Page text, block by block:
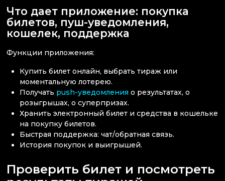
Что дает приложение: покупка
билетов, пуш-уведомления,
кошелек, поддержка
Функции приложения:
Купить билет онлайн, выбрать тираж или
моментальную лотерею.
Получать push-уведомления о результатах, о
розыгрышах, о суперпризах.
Хранить электронный билет и средства в кошельке
на покупку билетов.
Быстрая поддержка: чат/обратная связь.
История покупок и выигрышей.
Проверить билет и посмотреть